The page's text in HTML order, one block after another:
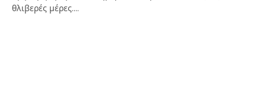
θλιβερές μέρες.…